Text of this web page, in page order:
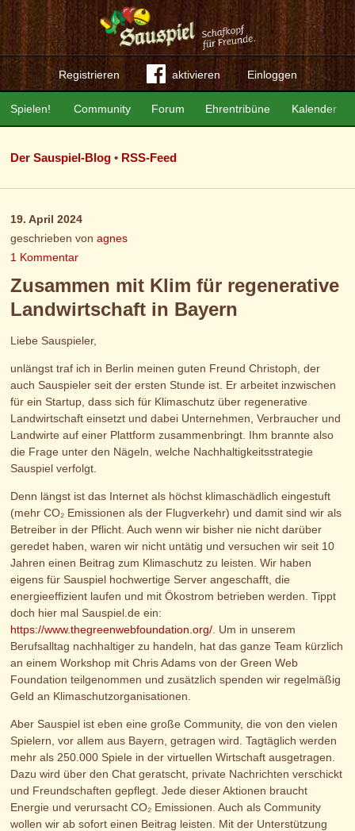
Registrieren aktivieren Einloggen
Community Forum Ehrentribüne Kalender
Spielen!
Der Sauspiel-Blog • RSS-Feed
19. April 2024
geschrieben vonagnes
1 Kommentar
Zusammen mit Klim für regenerative
Landwirtschaft in Bayern
Liebe Sauspieler,
unlängst traf ich in Berlin meinen guten Freund Christoph, der
auch Sauspieler seit der ersten Stunde ist. Er arbeitet inzwischen
für ein Startup, dass sich für Klimaschutz über regenerative
Landwirtschaft einsetzt und dabei Unternehmen, Verbraucher und
Landwirte auf einer Plattform zusammenbringt. Ihm brannte also
die Frage unter den Nägeln, welche Nachhaltigkeitsstrategie
Sauspiel verfolgt.
Denn längst ist das Internet als höchst klimaschädlich eingestuft
(mehr CO₂ Emissionen als der Flugverkehr) und damit sind wir als
Betreiber in der Pflicht. Auch wenn wir bisher nie nicht darüber
geredet haben, waren wir nicht untätig und versuchen wir seit 10
Jahren einen Beitrag zum Klimaschutz zu leisten. Wir haben
eigens für Sauspiel hochwertige Server angeschafft, die
energieeffizient laufen und mit Ökostrom betrieben werden. Tippt
doch hier mal Sauspiel.de ein:
https://www.thegreenwebfoundation.org/ . Um in unserem
Berufsalltag nachhaltiger zu handeln, hat das ganze Team kürzlich
an einem Workshop mit Chris Adams von der Green Web
Foundation teilgenommen und zusätzlich spenden wir regelmäßig
Geld an Klimaschutzorganisationen.
Aber Sauspiel ist eben eine große Community, die von den vielen
Spielern, vor allem aus Bayern, getragen wird. Tagtäglich werden
mehr als 250.000 Spiele in der virtuellen Wirtschaft ausgetragen.
Dazu wird über den Chat geratscht, private Nachrichten verschickt
und Freundschaften gepflegt. Jede dieser Aktionen braucht
Energie und verursacht CO₂ Emissionen. Auch als Community
wollen wir ab sofort einen Beitrag leisten. Mit der Unterstützung